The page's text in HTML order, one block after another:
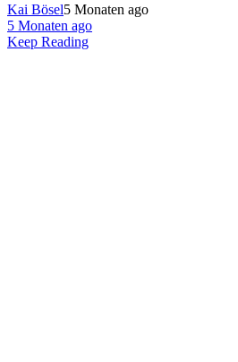
Kai Bösel5 Monaten ago
5 Monaten ago
Keep Reading